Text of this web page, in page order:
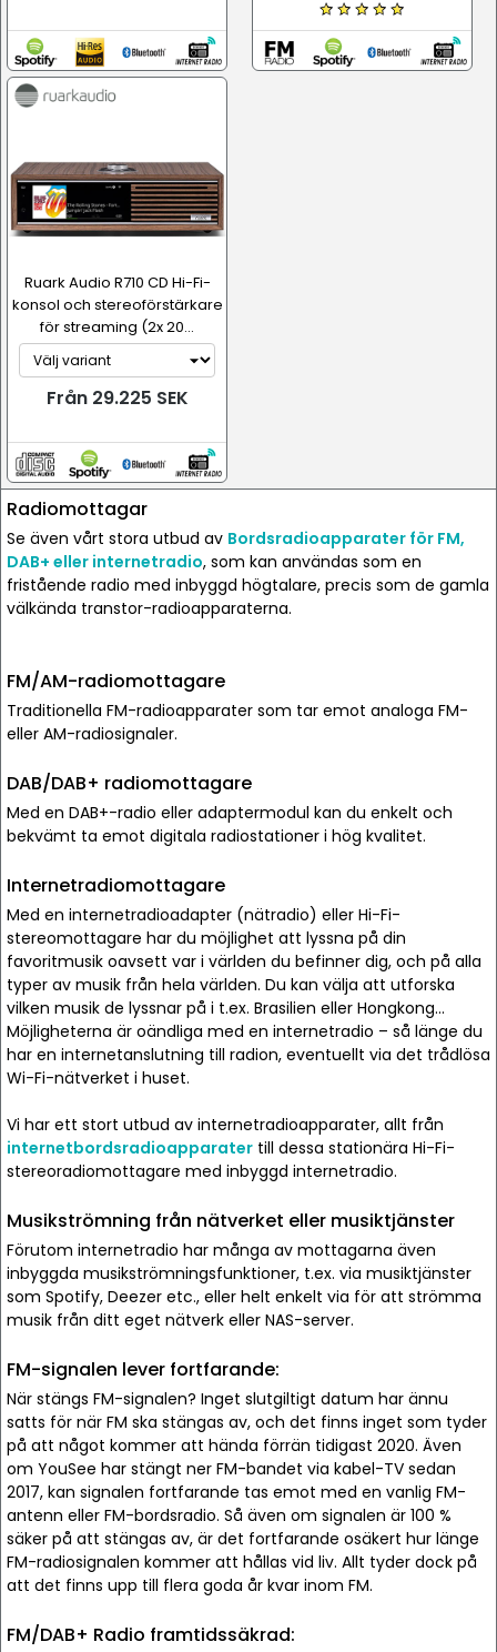
Ruark Audio R710 CD Hi-Fi-
konsol och stereoförstärkare
för streaming (2x 20...
Från 29.225 SEK
Radiomottagar
Se även vårt stora utbud av Bordsradioapparater för FM,
DAB+ eller internetradio, som kan användas som en
fristående radio med inbyggd högtalare, precis som de gamla
välkända transtor-radioapparaterna.
FM/AM-radiomottagare
Traditionella FM-radioapparater som tar emot analoga FM-
eller AM-radiosignaler.
DAB/DAB+ radiomottagare
Med en DAB+-radio eller adaptermodul kan du enkelt och
bekvämt ta emot digitala radiostationer i hög kvalitet.
Internetradiomottagare
Med en internetradioadapter (nätradio) eller Hi-Fi-
stereomottagare har du möjlighet att lyssna på din
favoritmusik oavsett var i världen du befinner dig, och på alla
typer av musik från hela världen. Du kan välja att utforska
vilken musik de lyssnar på i t.ex. Brasilien eller Hongkong...
Möjligheterna är oändliga med en internetradio – så länge du
har en internetanslutning till radion, eventuellt via det trådlösa
Wi-Fi-nätverket i huset.
Vi har ett stort utbud av internetradioapparater, allt från
internetbordsradioapparater till dessa stationära Hi-Fi-
stereoradiomottagare med inbyggd internetradio.
Musikströmning från nätverket eller musiktjänster
Förutom internetradio har många av mottagarna även
inbyggda musikströmningsfunktioner, t.ex. via musiktjänster
som Spotify, Deezer etc., eller helt enkelt via för att strömma
musik från ditt eget nätverk eller NAS-server.
FM-signalen lever fortfarande:
När stängs FM-signalen? Inget slutgiltigt datum har ännu
satts för när FM ska stängas av, och det finns inget som tyder
på att något kommer att hända förrän tidigast 2020. Även
om YouSee har stängt ner FM-bandet via kabel-TV sedan
2017, kan signalen fortfarande tas emot med en vanlig FM-
antenn eller FM-bordsradio. Så även om signalen är 100 %
säker på att stängas av, är det fortfarande osäkert hur länge
FM-radiosignalen kommer att hållas vid liv. Allt tyder dock på
att det finns upp till flera goda år kvar inom FM.
FM/DAB+ Radio framtidssäkrad: